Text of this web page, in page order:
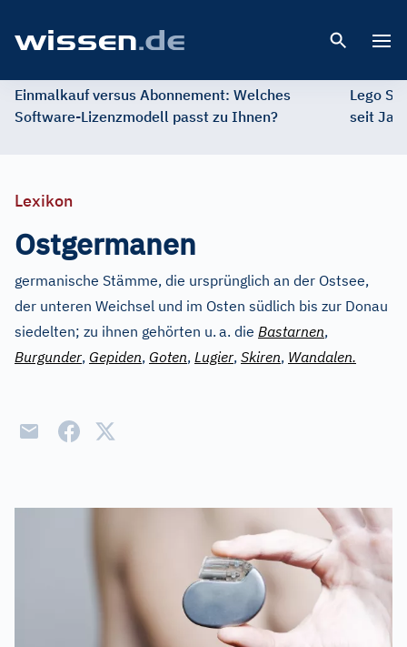
Einmalkauf versus Abonnement: Welches
Software-Lizenzmodell passt zu Ihnen?
Lego
seit
Lexikon
Ostgermanen
germanische Stämme, die ursprünglich an der Ostsee,
der unteren Weichsel und im Osten südlich bis zur Donau
siedelten; zu ihnen gehörten u. a. die Bastarnen,
Burgunder, Gepiden, Goten, Lugier, Skiren, Wandalen.